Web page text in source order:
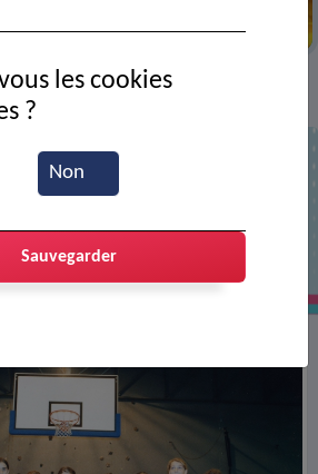
> Ressources documentaires
féminime
Non
les cookies
?
Sauvegarder